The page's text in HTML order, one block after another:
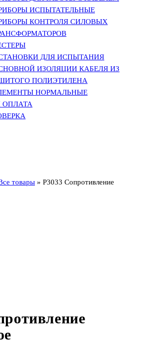
ИСПЫТАТЕЛЬНЫЕ
КОНТРОЛЯ СИЛОВЫХ
ДЛЯ ИСПЫТАНИЯ
ИЗОЛЯЦИИ КАБЕЛЯ ИЗ
ПОЛИЭТИЛЕНА
НОРМАЛЬНЫЕ
ОПЛАТА
товары » Р3033 Сопротивление